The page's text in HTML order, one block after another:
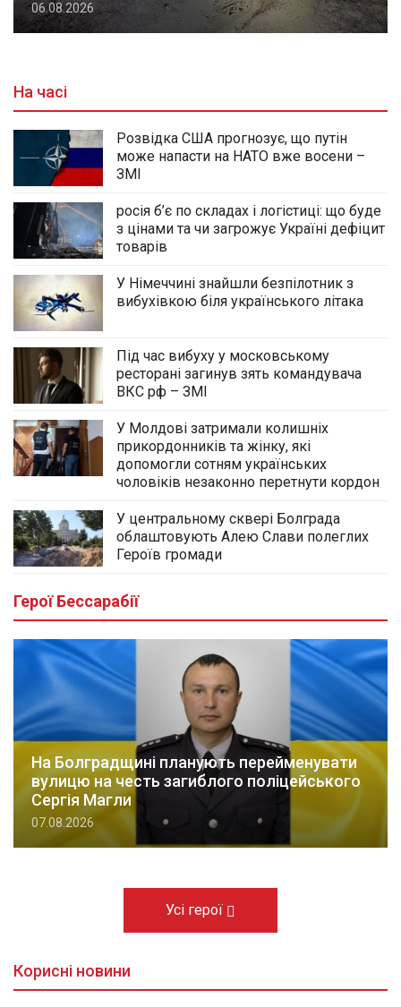
06.08.2026
На часі
Розвідка США прогнозує, що путін
може напасти на НАТО вже восени –
ЗМІ
росія б’є по складах і логістиці: що буде
з цінами та чи загрожує Україні дефіцит
товарів
У Німеччині знайшли безпілотник з
вибухівкою біля українського літака
Під час вибуху у московському
ресторані загинув зять командувача
ВКС рф – ЗМІ
У Молдові затримали колишніх
прикордонників та жінку, які
допомогли сотням українських
чоловіків незаконно перетнути кордон
У центральному сквері Болграда
облаштовують Алею Слави полеглих
Героїв громади
Герої Бессарабії
На Болградщині планують перейменувати
вулицю на честь загиблого поліцейського
Сергія Магли
07.08.2026
Усі герої
Корисні новини